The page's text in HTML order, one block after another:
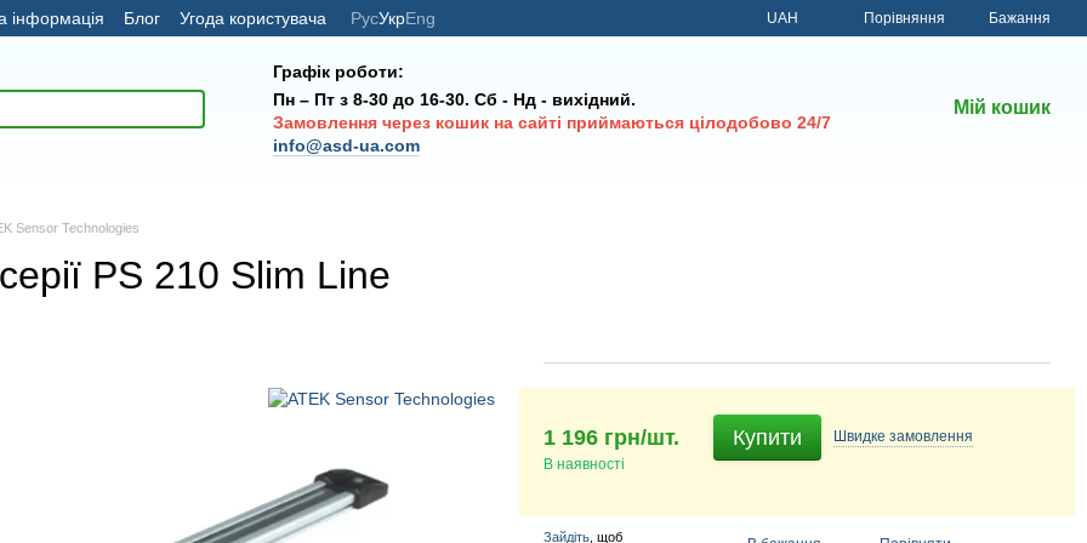
інформація Блог Угода користувача РусУкрEng UAH Порівняння Бажання
Графік роботи:
Пн – Пт з 8-30 до 16-30. Сб - Нд - вихідний.
Замовлення через кошик на сайті приймаються цілодобово 24/7
info@asd-ua.com
Мій кошик
Sensor Technologies
PS 210 Slim Line
1 196 грн/шт.
В наявності
Купити Швидке замовлення
Зайдіть , щоб